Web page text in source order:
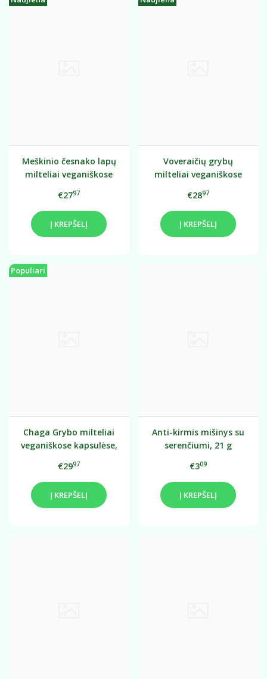
Meškinio česnako lapų
milteliai veganiškose
€2797
Į KREPŠELĮ
Voveraičių grybų
milteliai veganiškose
€2897
Į KREPŠELĮ
Populiari
Chaga Grybo milteliai
veganiškose kapsulėse,
€2997
Į KREPŠELĮ
Anti-kirmis mišinys su
serenčiumi, 21 g
€309
Į KREPŠELĮ